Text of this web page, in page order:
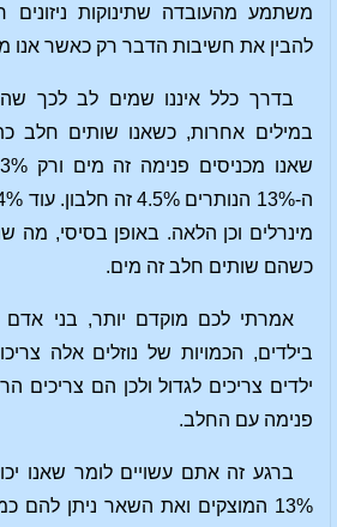
משתמע מהעובדה שתינוקות ניזונים
להבין את חשיבות הדבר רק כאשר אנו
מינרלים וכן הלאה. באופן בסיסי, מה
כשהם שותים חלב זה מים.
אמרתי לכם מוקדם יותר, בני אדם
בילדים, הכמויות של נוזלים אלה
ילדים צריכים לגדול ולכן הם צריכים
פנימה עם החלב.
ברגע זה אתם עשויים לומר שאנו
13% המוצקים ואת השאר ניתן